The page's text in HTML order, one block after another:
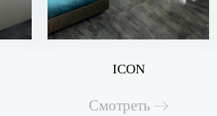
ICON
Смотреть